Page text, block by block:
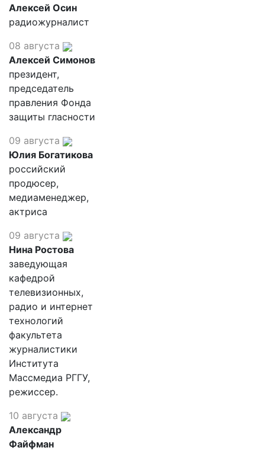
Алексей Осин
радиожурналист
08 августа
Алексей Симонов
президент,
председатель
правления Фонда
защиты гласности
09 августа
Юлия Богатикова
российский
продюсер,
медиаменеджер,
актриса
09 августа
Нина Ростова
заведующая
кафедрой
телевизионных,
радио и интернет
технологий
факультета
журналистики
Института
Массмедиа РГГУ,
режиссер.
10 августа
Александр
Файфман